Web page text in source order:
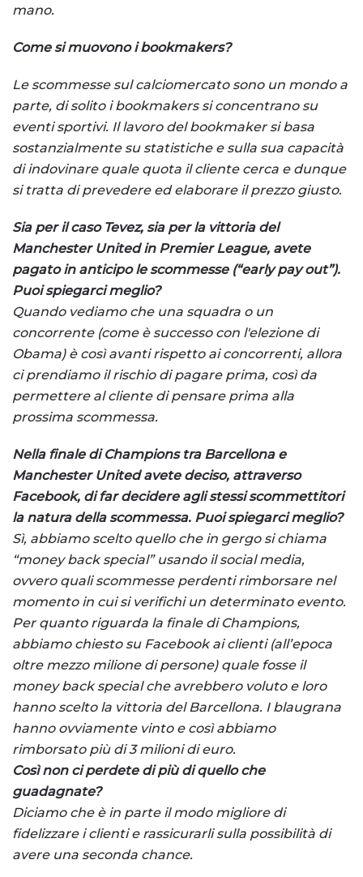
mano.
Come si muovono i bookmakers?
Le scommesse sul calciomercato sono un mondo a
parte, di solito i bookmakers si concentrano su
eventi sportivi. Il lavoro del bookmaker si basa
sostanzialmente su statistiche e sulla sua capacità
di indovinare quale quota il cliente cerca e dunque
si tratta di prevedere ed elaborare il prezzo giusto.
Sia per il caso Tevez, sia per la vittoria del
Manchester United in Premier League, avete
pagato in anticipo le scommesse (“early pay out”).
Puoi spiegarci meglio?
Quando vediamo che una squadra o un
concorrente (come è successo con l'elezione di
Obama) è così avanti rispetto ai concorrenti, allora
ci prendiamo il rischio di pagare prima, così da
permettere al cliente di pensare prima alla
prossima scommessa.
Nella finale di Champions tra Barcellona e
Manchester United avete deciso, attraverso
Facebook, di far decidere agli stessi scommettitori
la natura della scommessa. Puoi spiegarci meglio?
Sì, abbiamo scelto quello che in gergo si chiama
“money back special” usando il social media,
ovvero quali scommesse perdenti rimborsare nel
momento in cui si verifichi un determinato evento.
Per quanto riguarda la finale di Champions,
abbiamo chiesto su Facebook ai clienti (all’epoca
oltre mezzo milione di persone) quale fosse il
money back special che avrebbero voluto e loro
hanno scelto la vittoria del Barcellona. I blaugrana
hanno ovviamente vinto e così abbiamo
rimborsato più di 3 milioni di euro.
Così non ci perdete di più di quello che
guadagnate?
Diciamo che è in parte il modo migliore di
fidelizzare i clienti e rassicurarli sulla possibilità di
avere una seconda chance.